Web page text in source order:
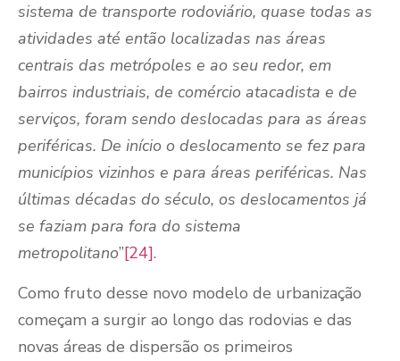
sistema de transporte rodoviário, quase todas as
atividades até então localizadas nas áreas
centrais das metrópoles e ao seu redor, em
bairros industriais, de comércio atacadista e de
serviços, foram sendo deslocadas para as áreas
periféricas. De início o deslocamento se fez para
municípios vizinhos e para áreas periféricas. Nas
últimas décadas do século, os deslocamentos já
se faziam para fora do sistema
metropolitano”[24].
Como fruto desse novo modelo de urbanização
começam a surgir ao longo das rodovias e das
novas áreas de dispersão os primeiros